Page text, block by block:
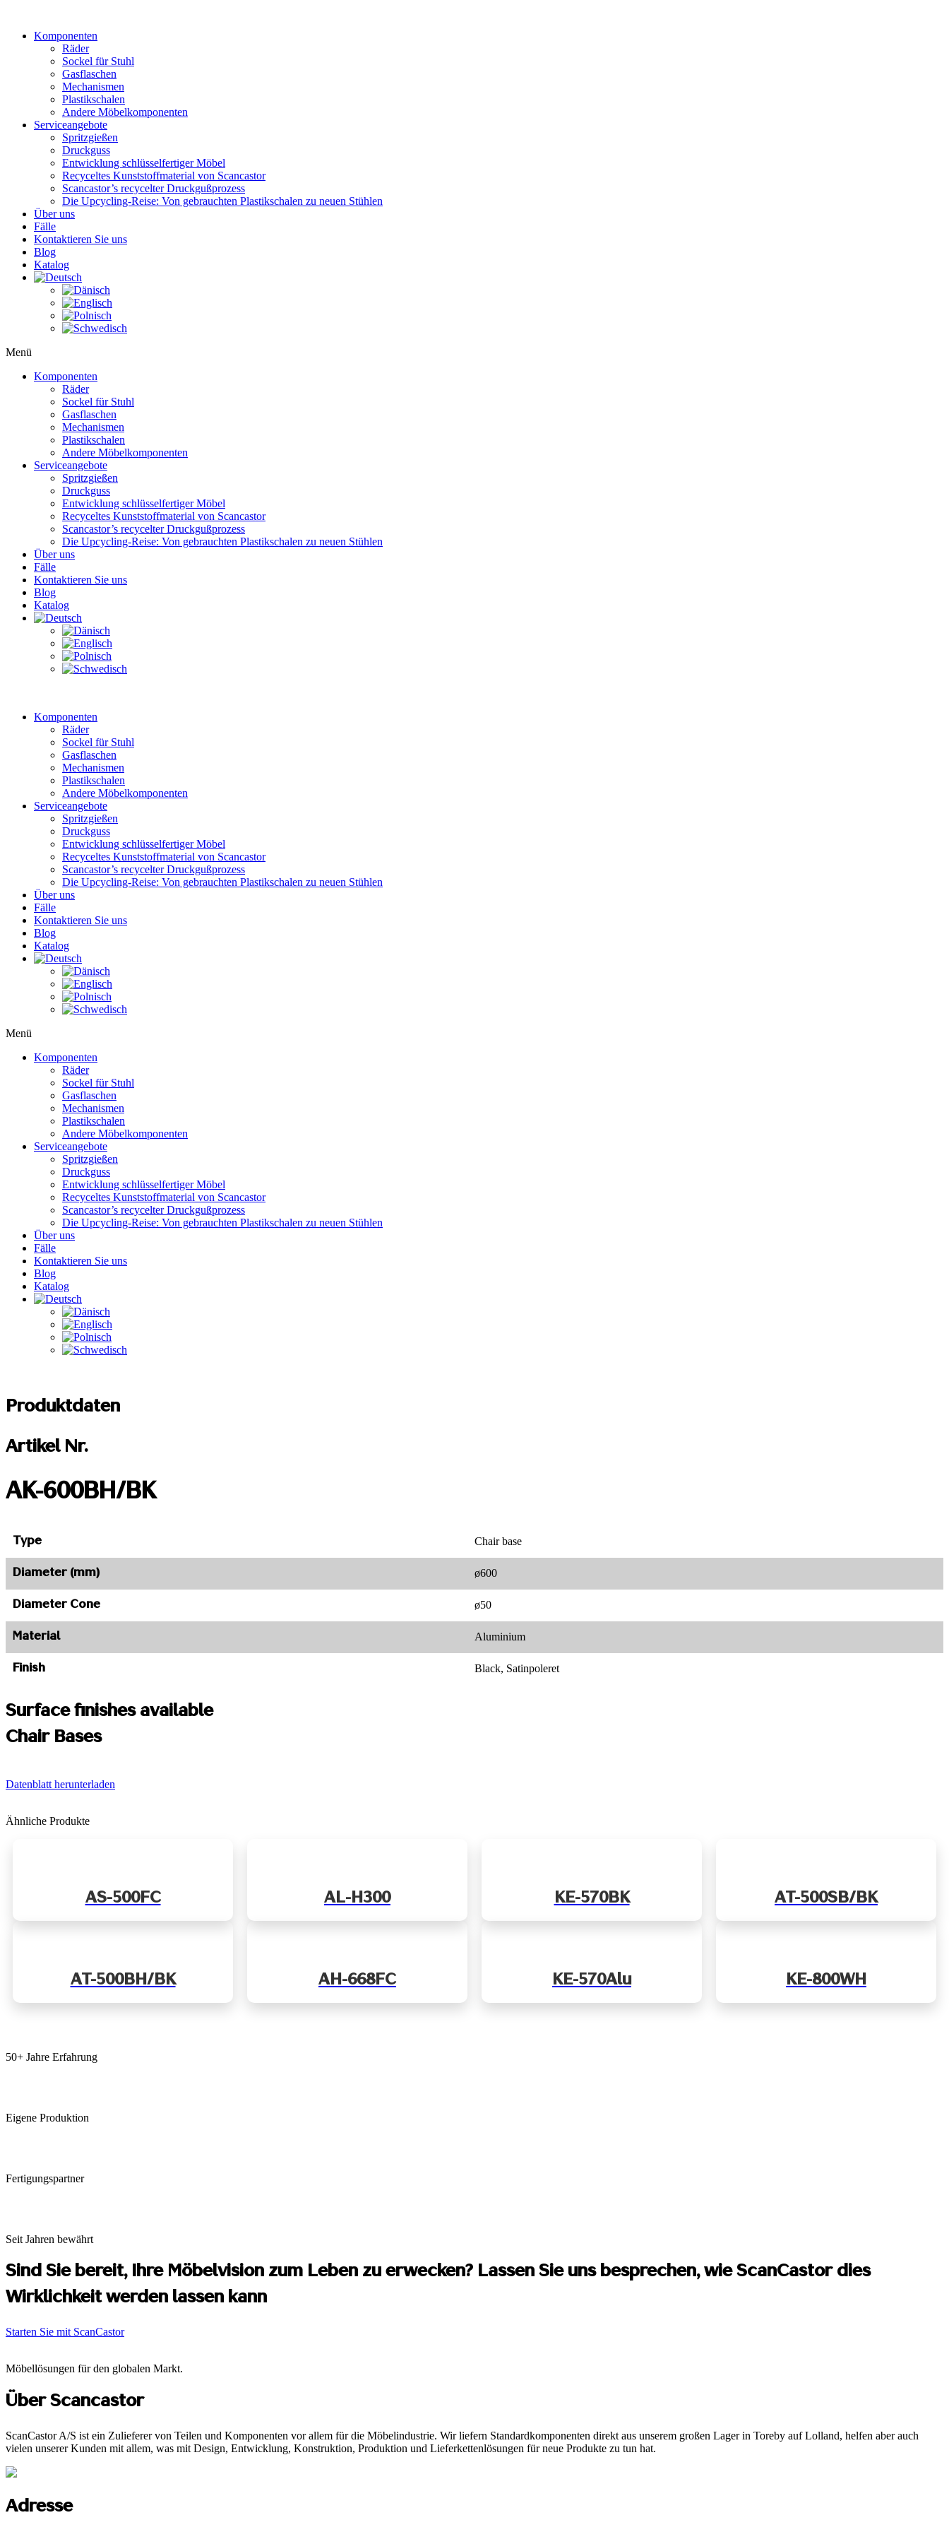
wechselnKomponenten
Räder
Sockel für Stuhl
Gasflaschen
Mechanismen
Plastikschalen
Andere Möbelkomponenten
Serviceangebote
Spritzgießen
Druckguss
Entwicklung schlüsselfertiger Möbel
Recyceltes Kunststoffmaterial von Scancastor
Scancastor’s recycelter Druckgußprozess
Die Upcycling-Reise: Von gebrauchten Plastikschalen zu neuen Stühlen
Über uns
Fälle
Kontaktieren Sie uns
Blog
Katalog
Menü
Komponenten
Räder
Sockel für Stuhl
Gasflaschen
Mechanismen
Plastikschalen
Andere Möbelkomponenten
Serviceangebote
Spritzgießen
Druckguss
Entwicklung schlüsselfertiger Möbel
Recyceltes Kunststoffmaterial von Scancastor
Scancastor’s recycelter Druckgußprozess
Die Upcycling-Reise: Von gebrauchten Plastikschalen zu neuen Stühlen
Über uns
Fälle
Kontaktieren Sie uns
Blog
Katalog
Komponenten
Räder
Sockel für Stuhl
Gasflaschen
Mechanismen
Plastikschalen
Andere Möbelkomponenten
Serviceangebote
Spritzgießen
Druckguss
Entwicklung schlüsselfertiger Möbel
Recyceltes Kunststoffmaterial von Scancastor
Scancastor’s recycelter Druckgußprozess
Die Upcycling-Reise: Von gebrauchten Plastikschalen zu neuen Stühlen
Über uns
Fälle
Kontaktieren Sie uns
Blog
Katalog
Menü
Komponenten
Räder
Sockel für Stuhl
Gasflaschen
Mechanismen
Plastikschalen
Andere Möbelkomponenten
Serviceangebote
Spritzgießen
Druckguss
Entwicklung schlüsselfertiger Möbel
Recyceltes Kunststoffmaterial von Scancastor
Scancastor’s recycelter Druckgußprozess
Die Upcycling-Reise: Von gebrauchten Plastikschalen zu neuen Stühlen
Über uns
Fälle
Kontaktieren Sie uns
Blog
Katalog
Produktdaten
Artikel Nr.
AK-600BH/BK
Type Chair base
Diameter (mm) ø600
Diameter Cone ø50
Material Aluminium
Finish Black, Satinpoleret
Surface finishes available
Chair Bases
Datenblatt herunterladen
Ähnliche Produkte
AS-500FC AL-H300 KE-570BK AT-500SB/BK
AT-500BH/BK AH-668FC KE-570Alu KE-800WH
50+ Jahre Erfahrung
Eigene Produktion
Fertigungspartner
Seit Jahren bewährt
Sind Sie bereit, Ihre Möbelvision zum Leben zu erwecken? Lassen Sie uns besprechen, wie ScanCastor dies
Wirklichkeit werden lassen kann
Starten Sie mit ScanCastor
Möbellösungen für den globalen Markt.
Über Scancastor
ScanCastor A/S ist ein Zulieferer von Teilen und Komponenten vor allem für die Möbelindustrie. Wir liefern Standardkomponenten direkt aus unserem großen Lager in Toreby auf Lolland, helfen aber auch
vielen unserer Kunden mit allem, was mit Design, Entwicklung, Konstruktion, Produktion und Lieferkettenlösungen für neue Produkte zu tun hat.
Adresse